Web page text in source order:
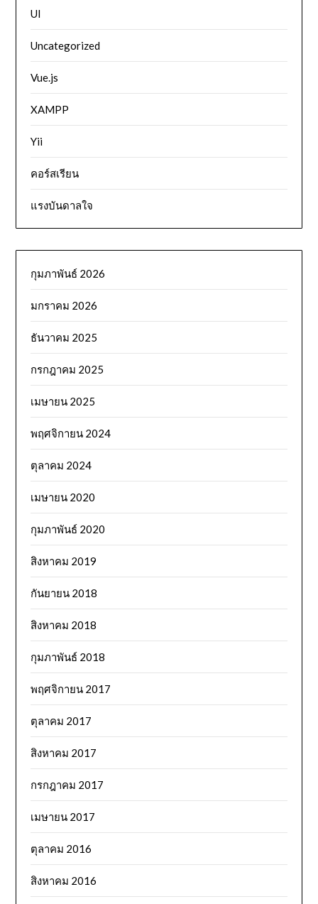
UI
Uncategorized
Vue.js
XAMPP
Yii
คอร์สเรียน
แรงบันดาลใจ
กุมภาพันธ์ 2026
มกราคม 2026
ธันวาคม 2025
กรกฎาคม 2025
เมษายน 2025
พฤศจิกายน 2024
ตุลาคม 2024
เมษายน 2020
กุมภาพันธ์ 2020
สิงหาคม 2019
กันยายน 2018
สิงหาคม 2018
กุมภาพันธ์ 2018
พฤศจิกายน 2017
ตุลาคม 2017
สิงหาคม 2017
กรกฎาคม 2017
เมษายน 2017
ตุลาคม 2016
สิงหาคม 2016